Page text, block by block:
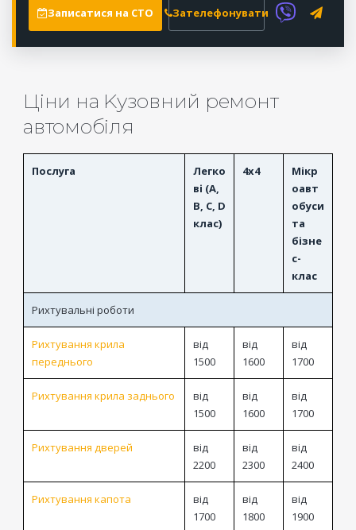
Записатися на СТО Зателефонувати
Ціни на Kузовний ремонт
автомобіля
Послуга
Легко
ві (A,
B, C, D
клас)
4x4
Мікр
оавт
обуси
та
бізне
с-
клас
Рихтувальні роботи
Рихтування крила
переднього
від
1500
від
1600
від
1700
Рихтування крила заднього
від
1500
від
1600
від
1700
Рихтування дверей
від
2200
від
2300
від
2400
Рихтування капота
від
1700
від
1800
від
1900